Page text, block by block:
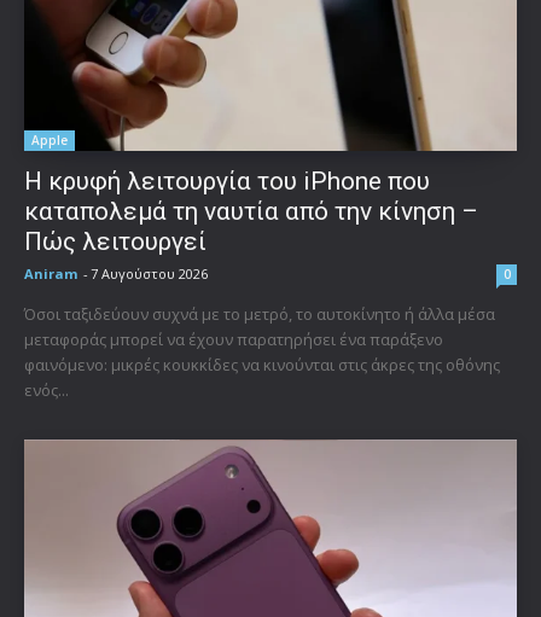
Apple
Η κρυφή λειτουργία του iPhone που
καταπολεμά τη ναυτία από την κίνηση –
Πώς λειτουργεί
Aniram - 7 Αυγούστου 2026 0
Όσοι ταξιδεύουν συχνά με το μετρό, το αυτοκίνητο ή άλλα μέσα
μεταφοράς μπορεί να έχουν παρατηρήσει ένα παράξενο
φαινόμενο: μικρές κουκκίδες να κινούνται στις άκρες της οθόνης
ενός...